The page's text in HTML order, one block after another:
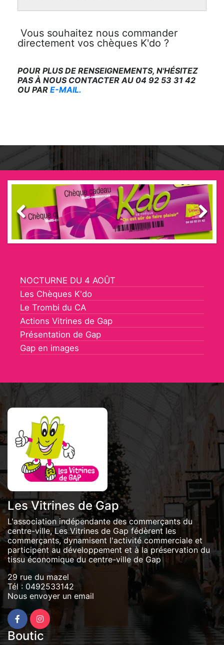
Vous souhaitez nous commander
directement vos chèques K'do ?
POUR PLUS DE RENSEIGNEMENTS, N'HÉSITEZ
PAS À NOUS CONTACTER AU 04 92 53 31 42
OU PAR E-MAIL.
Previous Next
NOCTURNE DU 4 AOÛT
Les Chèques K'do
Le Trombi du CA
Actions Vitrines de Gap
Présentation de Gap
Gap en images
Les Vitrines de Gap
L'association indépendante des commerçants du
centre-ville, Les Vitrines de Gap fédèrent les
commerçants, dynamisent l'activité commerciale et
participent au développement et à la préservation du
tissu économique du centre-ville de Gap
29 rue du mazel
Tél : 0492533142
Nous envoyer un email
Boutic